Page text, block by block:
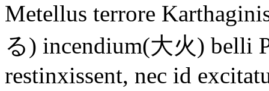
Metellus terrore
る) incendium(大火) belli
restinxissent, nec id